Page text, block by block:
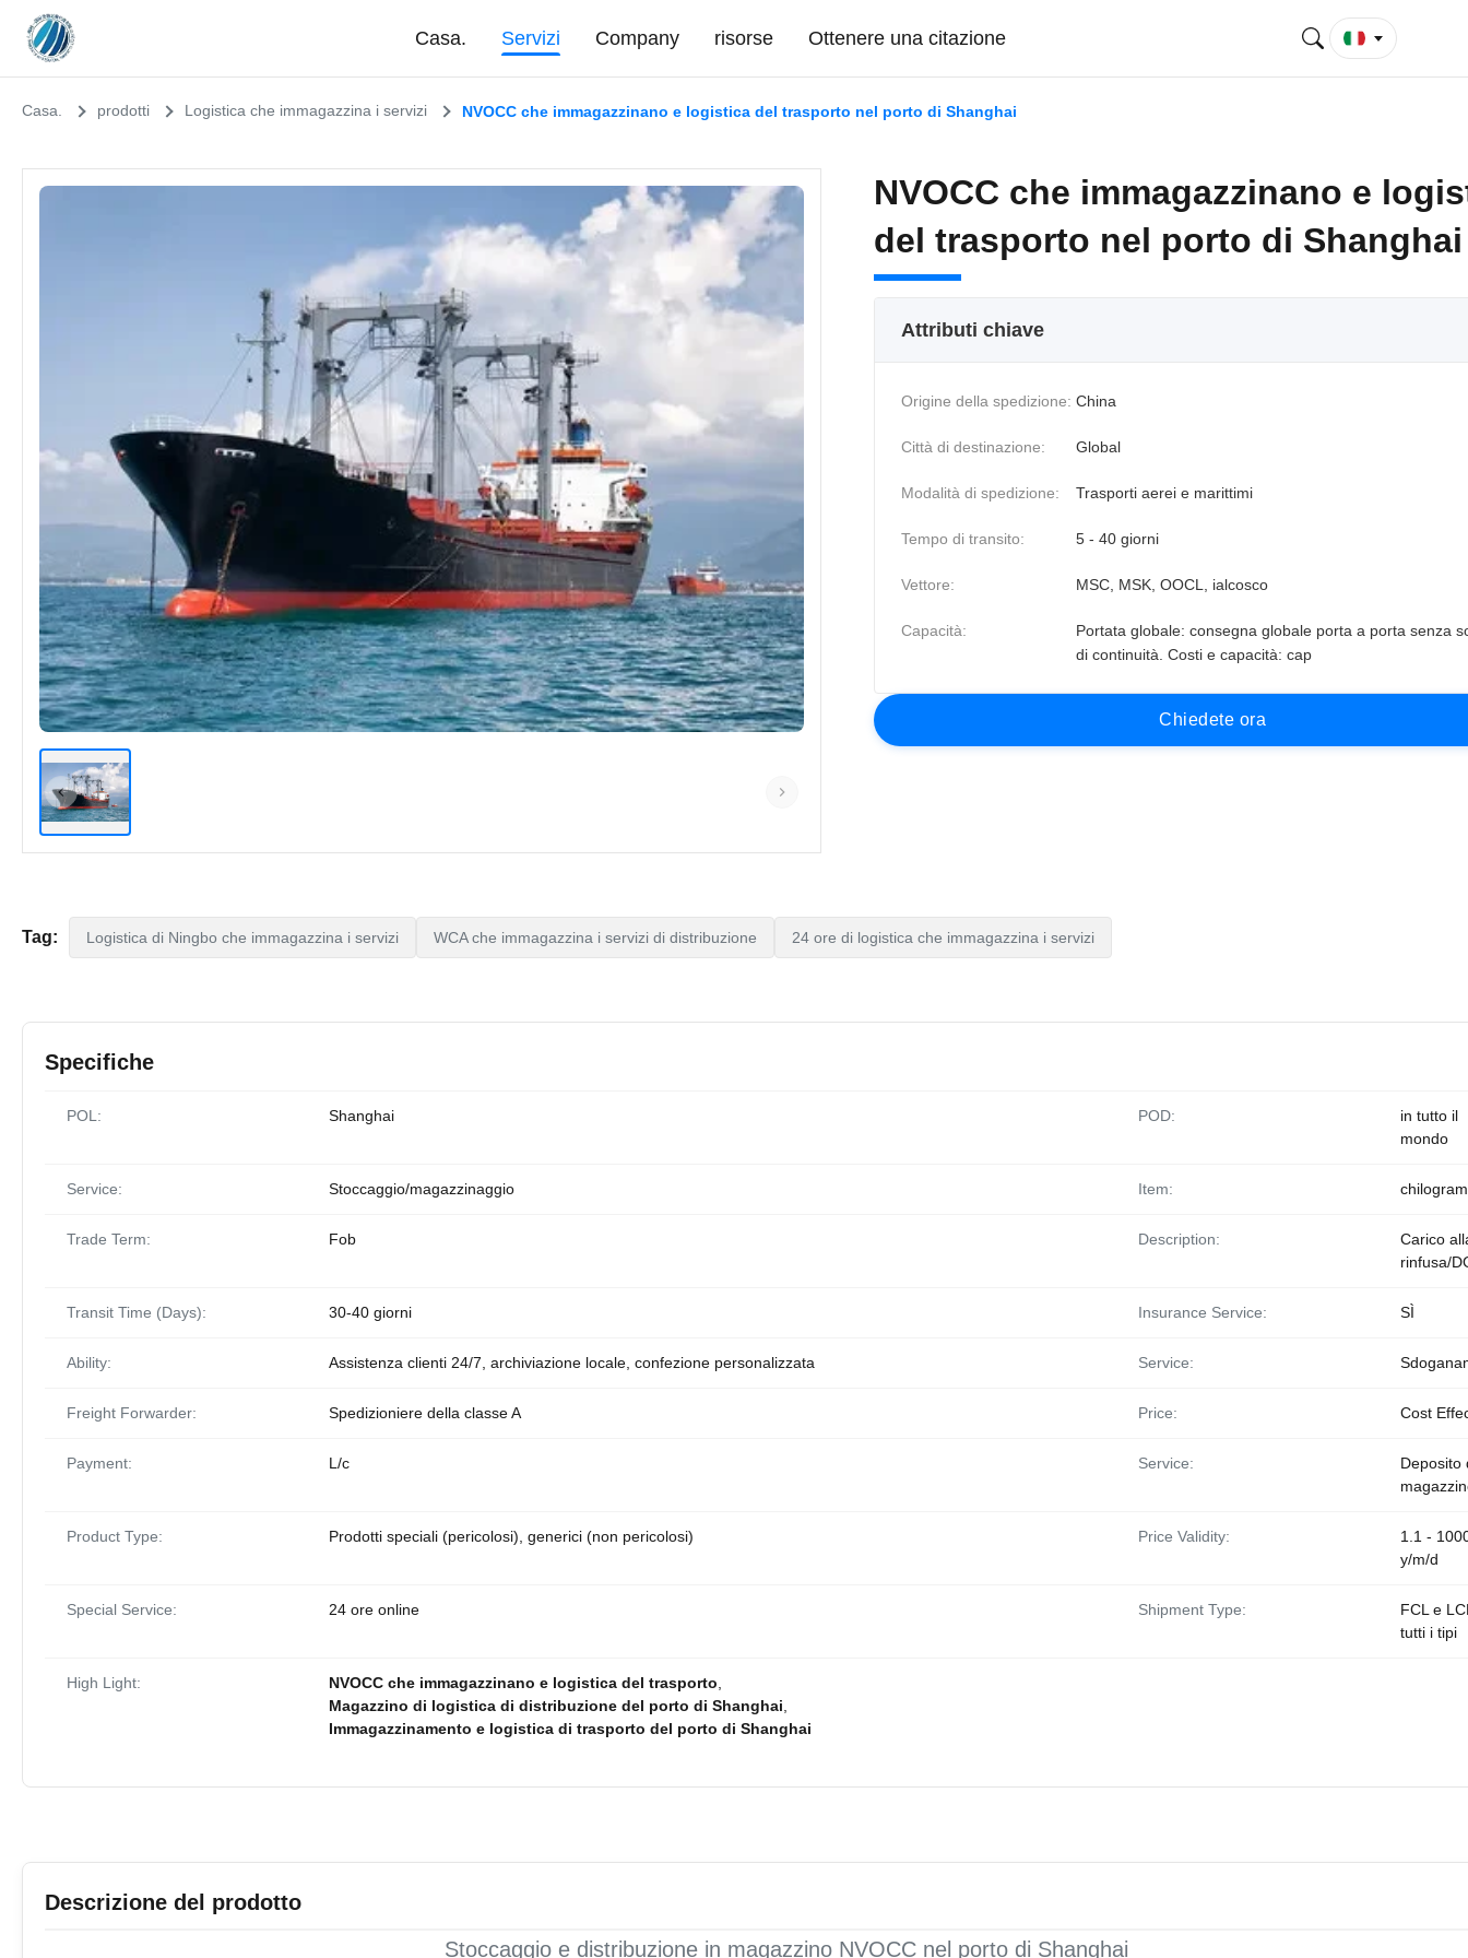
Casa. Servizi Company risorse Ottenere una citazione
Casa. prodotti Logistica che immagazzina i servizi NVOCC che immagazzinano e logistica del trasporto nel porto di Shanghai
NVOCC che immagazzinano e
del trasporto nel porto di Shanghai
Attributi chiave
Origine della spedizione: China
Città di destinazione: Global
Modalità di spedizione: Trasporti aerei e marittimi
Tempo di transito: 5 - 40 giorni
Vettore: MSC, MSK, OOCL, ialcosco
Capacità:
Portata globale: consegna globale porta a porta senza
di continuità. Costi e capacità: cap
C hiedete ora
Tag: Logistica di Ningbo che immagazzina i servizi WCA che immagazzina i servizi di distribuzione 24 ore di logistica che immagazzina i servizi
Specifiche
POL: Shanghai POD:
in tutto il
mondo
Service: Stoccaggio/magazzinaggio Item:
Trade Term: Fob Description:
Carico
rinfusa/
Transit Time (Days): 30-40 giorni Insurance Service: SÌ
Ability: Assistenza clienti 24/7, archiviazione locale, confezione personalizzata Service:
Freight Forwarder: Spedizioniere della classe A Price: Cost
Payment: L/c Service:
Deposito
Product Type: Prodotti speciali (pericolosi), generici (non pericolosi) Price Validity:
1.1 -
y/m/d
Special Service: 24 ore online Shipment Type:
FCL e
tutti i tipi
High Light: NVOCC che immagazzinano e logistica del trasporto
Magazzino di logistica di distribuzione del porto di Shanghai
Immagazzinamento e logistica di trasporto del porto di Shanghai
Descrizione del prodotto
Stoccaggio e distribuzione in magazzino NVOCC nel porto di Shanghai